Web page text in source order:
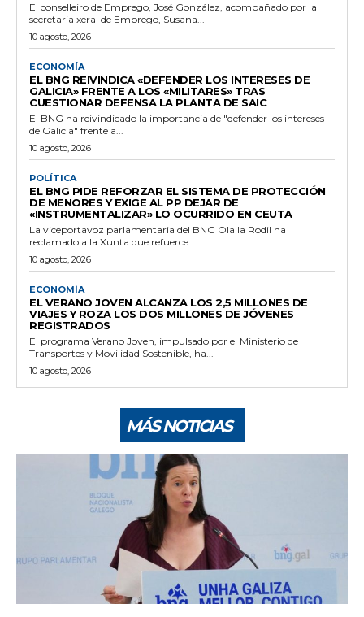
El conselleiro de Emprego, José González, acompañado por la
secretaria xeral de Emprego, Susana...
10 agosto, 2026
ECONOMÍA
EL BNG REIVINDICA «DEFENDER LOS INTERESES DE
GALICIA» FRENTE A LOS «MILITARES» TRAS
CUESTIONAR DEFENSA LA PLANTA DE SAIC
El BNG ha reivindicado la importancia de "defender los intereses
de Galicia" frente a...
10 agosto, 2026
POLÍTICA
EL BNG PIDE REFORZAR EL SISTEMA DE PROTECCIÓN
DE MENORES Y EXIGE AL PP DEJAR DE
«INSTRUMENTALIZAR» LO OCURRIDO EN CEUTA
La viceportavoz parlamentaria del BNG Olalla Rodil ha
reclamado a la Xunta que refuerce...
10 agosto, 2026
ECONOMÍA
EL VERANO JOVEN ALCANZA LOS 2,5 MILLONES DE
VIAJES Y ROZA LOS DOS MILLONES DE JÓVENES
REGISTRADOS
El programa Verano Joven, impulsado por el Ministerio de
Transportes y Movilidad Sostenible, ha...
10 agosto, 2026
MÁS NOTICIAS